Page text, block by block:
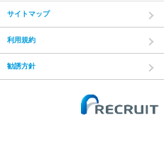
サイトマップ
利用規約
勧誘方針